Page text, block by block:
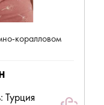
коралловом
Турция